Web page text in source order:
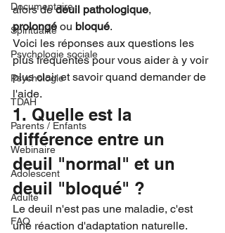
Documentaire
Spiritualité
Psychologie sociale
Psychologie
TDAH
Parents / Enfants
Webinaire
Adolescent
Adulte
FAQ
alors de deuil pathologique,
prolongé ou bloqué.
Voici les réponses aux questions les
plus fréquentes pour vous aider à y voir
plus clair et savoir quand demander de
l'aide.
1. Quelle est la
différence entre un
deuil "normal" et un
deuil "bloqué" ?
Le deuil n'est pas une maladie, c'est
une réaction d'adaptation naturelle.